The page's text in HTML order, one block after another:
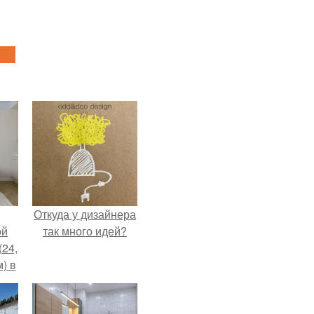
в
Откуда у дизайнера
так много идей?